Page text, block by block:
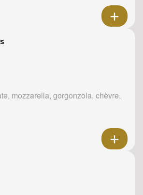
mozzarella, gorgonzola, chèvre,